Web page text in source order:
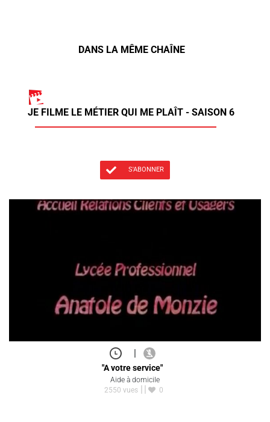
DANS LA MÊME CHAÎNE
JE FILME LE MÉTIER QUI ME PLAÎT - SAISON 6
S'ABONNER
|
"A votre service"
Aide à domicile
2550 vues
0